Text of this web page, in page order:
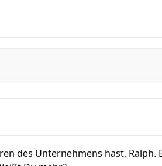
des Unternehmens hast, Ralph.